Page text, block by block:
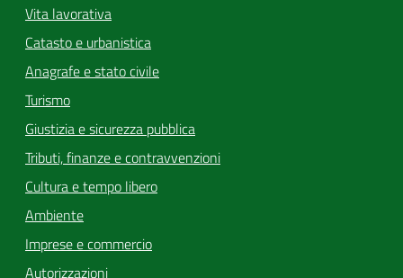
Vita lavorativa
Catasto e urbanistica
Anagrafe e stato civile
Turismo
Giustizia e sicurezza pubblica
Tributi, finanze e contravvenzioni
Cultura e tempo libero
Ambiente
Imprese e commercio
Autorizzazioni